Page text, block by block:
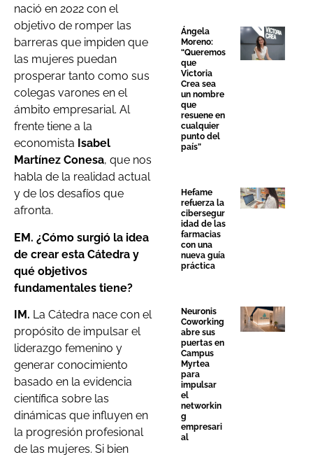
nació en 2022 con el
objetivo de romper las
barreras que impiden que
las mujeres puedan
prosperar tanto como sus
colegas varones en el
ámbito empresarial. Al
frente tiene a la
economista Isabel
Martínez Conesa, que nos
habla de la realidad actual
y de los desafíos que
afronta.
EM. ¿Cómo surgió la idea
de crear esta Cátedra y
qué objetivos
fundamentales tiene?
IM. La Cátedra nace con el
propósito de impulsar el
liderazgo femenino y
generar conocimiento
basado en la evidencia
científica sobre las
dinámicas que influyen en
la progresión profesional
de las mujeres. Si bien
Ángela
Moreno:
“Queremos
que
Victoria
Crea sea
un nombre
que
resuene en
cualquier
punto del
país”
Hefame
refuerza la
cibersegur
idad de las
farmacias
con una
nueva guía
práctica
Neuronis
Coworking
abre sus
puertas en
Campus
Myrtea
para
impulsar
el
networkin
g
empresari
al